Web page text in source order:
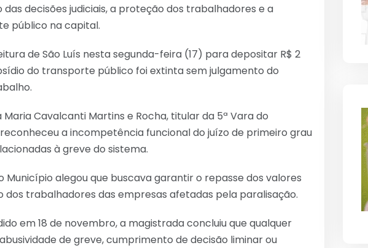
decisões judiciais, a proteção dos trabalhadores e a
público na capital.
de São Luís nesta segunda-feira (17) para depositar R$ 2
do transporte público foi extinta sem julgamento do
Maria Cavalcanti Martins e Rocha, titular da 5ª Vara do
reconheceu a incompetência funcional do juízo de primeiro grau
à greve do sistema.
Município alegou que buscava garantir o repasse dos valores
dos trabalhadores das empresas afetadas pela paralisação.
em 18 de novembro, a magistrada concluiu que qualquer
de greve, cumprimento de decisão liminar ou